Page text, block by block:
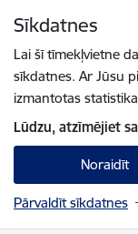
Sīkdatnes
Lai šī tīmekļvietne
sīkdatnes. Ar Jūsu
izmantotas
Lūdzu, atzīmējiet
Noraidīt
Pārvaldīt sīkdatnes